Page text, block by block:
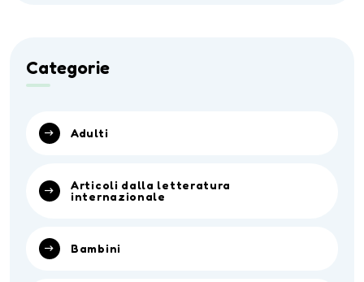
Categorie
Adulti
Articoli dalla letteratura
internazionale
Bambini